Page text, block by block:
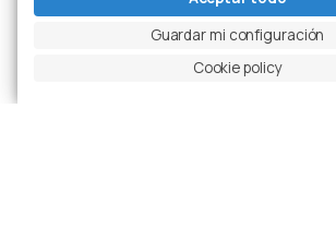
Guardar mi configuración
Cookie policy